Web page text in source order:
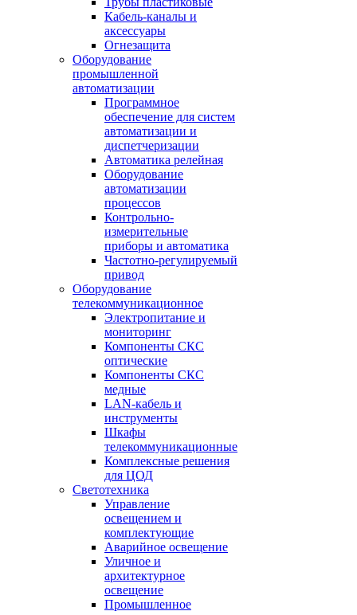
Кабель-каналы и
аксессуары
Огнезащита
Оборудование
промышленной
автоматизации
Программное
обеспечение для систем
автоматизации и
диспетчеризации
Автоматика релейная
Оборудование
автоматизации
процессов
Контрольно-
измерительные
приборы и автоматика
Частотно-регулируемый
привод
Оборудование
телекоммуникационное
Электропитание и
мониторинг
Компоненты СКС
оптические
Компоненты СКС
медные
LAN-кабель и
инструменты
Шкафы
телекоммуникационные
Комплексные решения
для ЦОД
Светотехника
Управление
освещением и
комплектующие
Аварийное освещение
Уличное и
архитектурное
освещение
Промышленное